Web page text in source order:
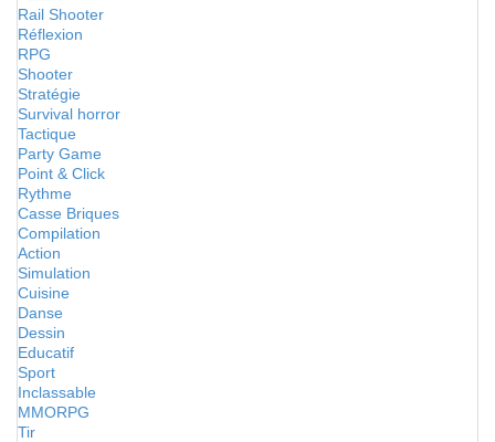
Rail Shooter
Réflexion
RPG
Shooter
Stratégie
Survival horror
Tactique
Party Game
Point & Click
Rythme
Casse Briques
Compilation
Action
Simulation
Cuisine
Danse
Dessin
Educatif
Sport
Inclassable
MMORPG
Tir